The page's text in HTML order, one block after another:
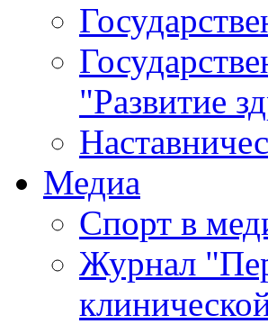
"Развитие
Медиа
Спорт в
Журнал